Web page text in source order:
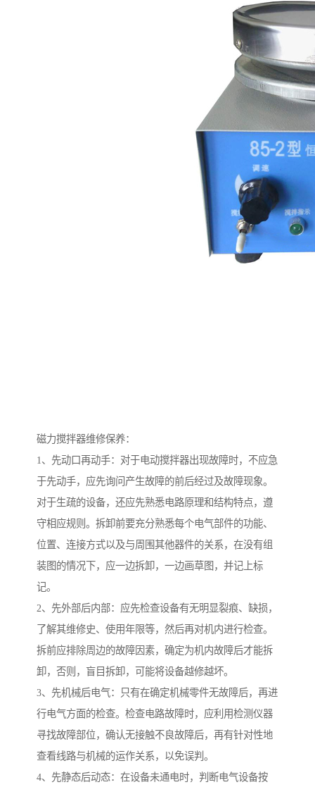
磁力搅拌器维修保养：
1、先动口再动手：对于电动搅拌器出现故障时，不应急
于先动手，应先询问产生故障的前后经过及故障现象。
对于生疏的设备，还应先熟悉电路原理和结构特点，遵
守相应规则。拆卸前要充分熟悉每个电气部件的功能、
位置、连接方式以及与周围其他器件的关系，在没有组
装图的情况下，应一边拆卸，一边画草图，并记上标
记。
2、先外部后内部：应先检查设备有无明显裂痕、缺损，
了解其维修史、使用年限等，然后再对机内进行检查。
拆前应排除周边的故障因素，确定为机内故障后才能拆
卸，否则，盲目拆卸，可能将设备越修越坏。
3、先机械后电气：只有在确定机械零件无故障后，再进
行电气方面的检查。检查电路故障时，应利用检测仪器
寻找故障部位，确认无接触不良故障后，再有针对性地
查看线路与机械的运作关系，以免误判。
4、先静态后动态：在设备未通电时，判断电气设备按